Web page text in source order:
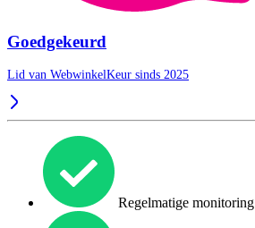
Goedgekeurd
Lid van WebwinkelKeur sinds 2025
Regelmatige monitoring